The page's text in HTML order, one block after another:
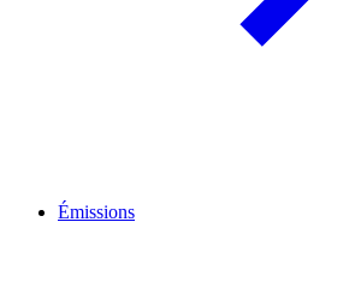
Émissions